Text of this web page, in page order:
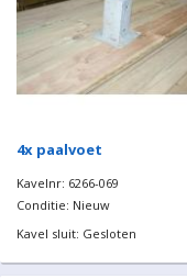
4x paalvoet
Kavelnr: 6266-069
Conditie: Nieuw
Kavel sluit: Gesloten